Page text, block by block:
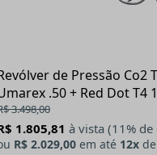
de Pressão Co2
.50 + Red Dot T4
3.498,00
1.805,81 à vista (11%
R$ 2.029,00 em até 12x de